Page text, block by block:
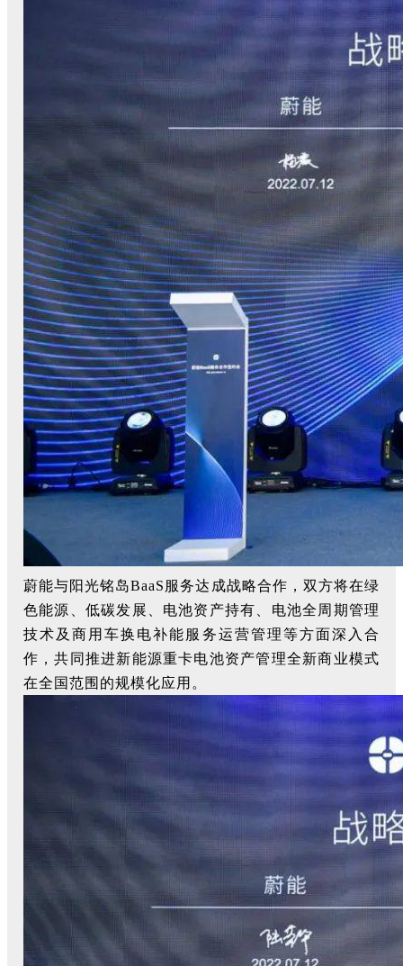
蔚能与阳光铭岛BaaS服务达成战略合作，双方将在绿
色能源、低碳发展、电池资产持有、电池全周期管理
技术及商用车换电补能服务运营管理等方面深入合
作，共同推进新能源重卡电池资产管理全新商业模式
在全国范围的规模化应用。